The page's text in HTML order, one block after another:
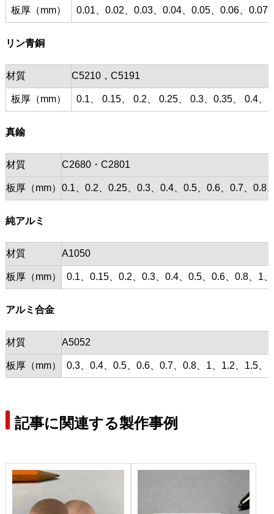
板厚（mm） 0.01、0.02、0.03、0.04、0.05、0.06、0.07
リン青銅
材質 C5210，C5191
板厚（mm） 0.1、 0.15、 0.2、 0.25、 0.3、0.35、 0.4、
真鍮
材質 C2680・C2801
板厚（mm） 0.1、0.2、0.25、0.3、0.4、0.5、0.6、0.7、0.8
純アルミ
材質 A1050
板厚（mm） 0.1、0.15、0.2、0.3、0.4、0.5、0.6、0.8、1
アルミ合金
材質 A5052
板厚（mm） 0.3、0.4、0.5、0.6、0.7、0.8、1、1.2、1.5、
記事に関連する製作事例